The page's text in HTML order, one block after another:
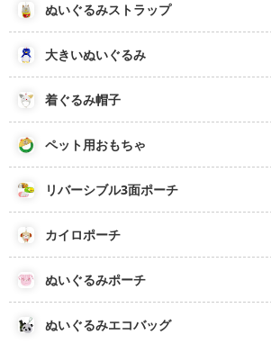
ぬいぐるみストラップ
大きいぬいぐるみ
着ぐるみ帽子
ペット用おもちゃ
リバーシブル3面ポーチ
カイロポーチ
ぬいぐるみポーチ
ぬいぐるみエコバッグ